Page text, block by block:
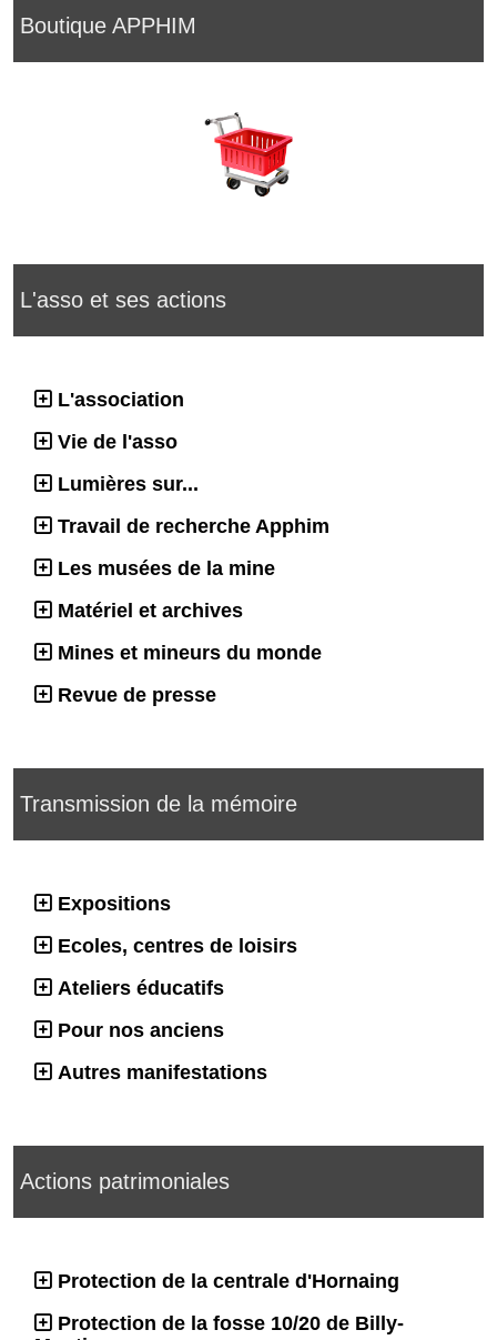
Boutique APPHIM
L'asso et ses actions
L'association
Vie de l'asso
Lumières sur...
Travail de recherche Apphim
Les musées de la mine
Matériel et archives
Mines et mineurs du monde
Revue de presse
Transmission de la mémoire
Expositions
Ecoles, centres de loisirs
Ateliers éducatifs
Pour nos anciens
Autres manifestations
Actions patrimoniales
Protection de la centrale d'Hornaing
Protection de la fosse 10/20 de Billy-